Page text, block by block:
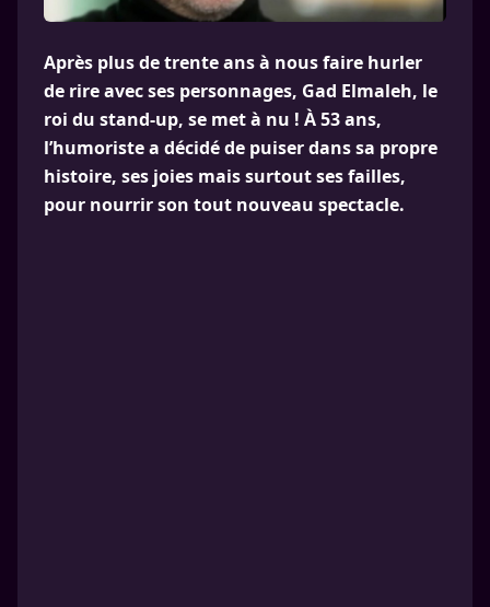
Après plus de trente ans à nous faire hurler
de rire avec ses personnages, Gad Elmaleh, le
roi du stand-up, se met à nu ! À 53 ans,
l’humoriste a décidé de puiser dans sa propre
histoire, ses joies mais surtout ses failles,
pour nourrir son tout nouveau spectacle.